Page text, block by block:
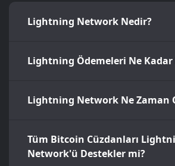
Lightning Network Nedir?
Lightning Ödemeleri Ne Kadar
Lightning Network Ne Zaman
Tüm Bitcoin Cüzdanları
Network'ü Destekler mi?